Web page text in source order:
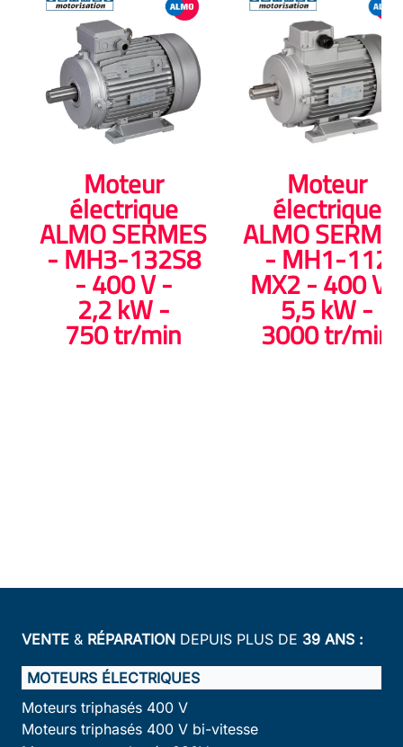
Moteur
électrique
ALMO SERMES
- MH3-132S8
- 400 V -
2,2 kW -
750 tr/min
Moteur
électrique
ALMO
- MH1-112
MX2 - 400 V -
5,5 kW -
3000 tr/min
VENTE & RÉPARATION DEPUIS PLUS DE 39 ANS :
MOTEURS ÉLECTRIQUES
Moteurs triphasés 400 V
Moteurs triphasés 400 V bi-vitesse